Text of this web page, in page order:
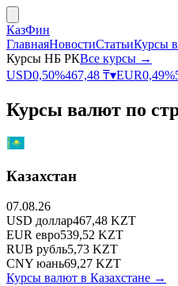
КазФин
ГлавнаяНовостиСтатьиКурсы
Курсы НБ РКВсе курсы →
USD0,50%467,48 ₸▾EUR0,49%
Курсы валют по
Казахстан
07.08.26
USD доллар467,48 KZT
EUR евро539,52 KZT
RUB рубль5,73 KZT
CNY юань69,27 KZT
Курсы валют в Казахстане →